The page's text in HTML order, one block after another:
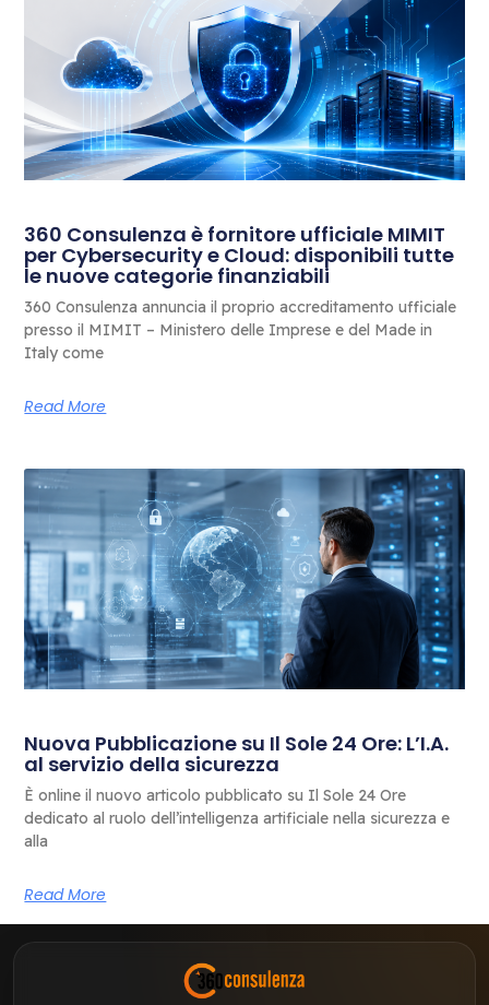
360 Consulenza è fornitore ufficiale MIMIT
per Cybersecurity e Cloud: disponibili tutte
le nuove categorie finanziabili
360 Consulenza annuncia il proprio accreditamento ufficiale
presso il MIMIT – Ministero delle Imprese e del Made in
Italy come
Read More
Nuova Pubblicazione su Il Sole 24 Ore: L’I.A.
al servizio della sicurezza
È online il nuovo articolo pubblicato su Il Sole 24 Ore
dedicato al ruolo dell’intelligenza artificiale nella sicurezza e
alla
Read More